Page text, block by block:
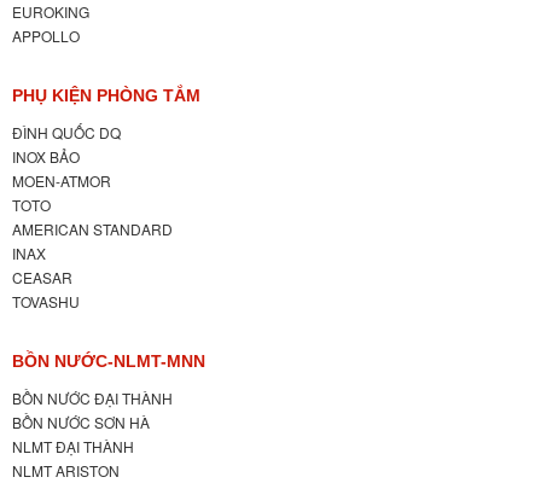
EUROKING
APPOLLO
PHỤ KIỆN PHÒNG TẮM
ĐÌNH QUỐC DQ
INOX BẢO
MOEN-ATMOR
TOTO
AMERICAN STANDARD
INAX
CEASAR
TOVASHU
BỒN NƯỚC-NLMT-MNN
BỒN NƯỚC ĐẠI THÀNH
BỒN NƯỚC SƠN HÀ
NLMT ĐẠI THÀNH
NLMT ARISTON